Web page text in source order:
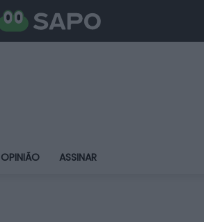
OPINIÃO ASSINAR